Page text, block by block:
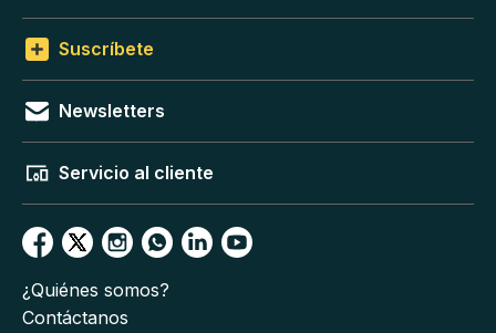
Suscríbete
Newsletters
Servicio al cliente
¿Quiénes somos?
Contáctanos